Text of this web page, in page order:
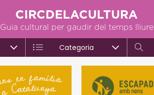
CIRCDELACULTURA
Guia cultural per gaudir del temps lliure
Categoria